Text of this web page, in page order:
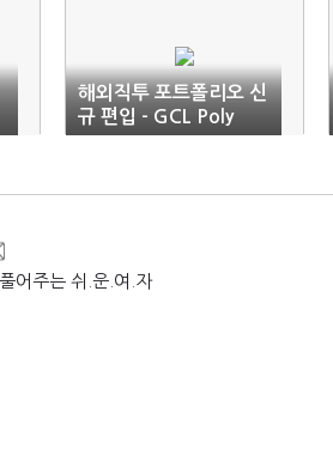
해외직투 포트폴리오 신
규 편입 - GCL Poly
어주는 쉬.운.여.자